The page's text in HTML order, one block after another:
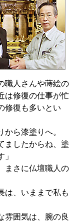
職人さんや蒔絵の
は修復の仕事が忙
修復も多いとい
ら漆塗りへ。
ましたからね、塗
まさに仏壇職人の
は、いままで私も
雰囲気は、腕の良